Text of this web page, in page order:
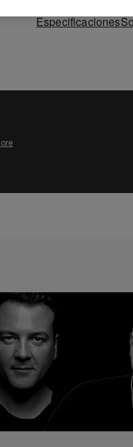
Especificaciones